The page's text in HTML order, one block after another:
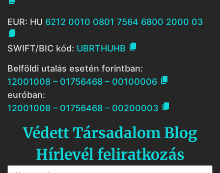
EUR: HU 6212 0010 0801 7564 6800 2000 03

SWIFT/BIC kód: UBRTHUHB 
Belföldi utalás esetén forintban:
12001008 – 01756468 – 00100006 
euróban:
12001008 – 01756468 – 00200003 
Védett Társadalom Blog
Hírlevél feliratkozás